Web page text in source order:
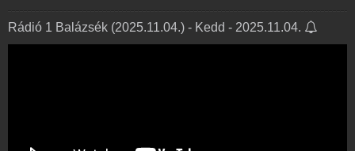
Rádió 1 Balázsék (2025.11.04.) - Kedd - 2025.11.04.